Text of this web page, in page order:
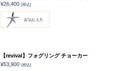
¥26,400 (税込)
【revival】フォグリング チョーカー
¥53,900 (税込)